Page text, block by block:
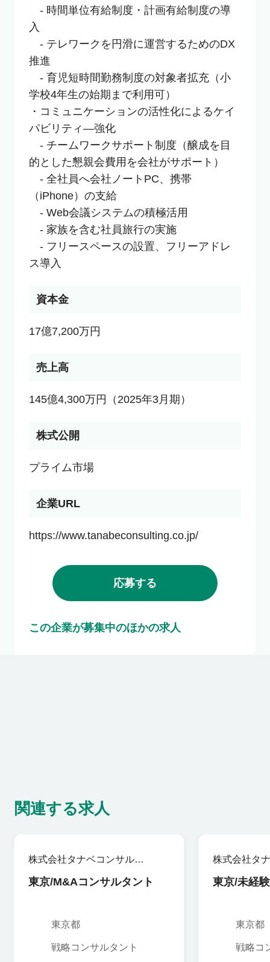
- 時間単位有給制度・計画有給制度の導
入
- テレワークを円滑に運営するためのDX
推進
- 育児短時間勤務制度の対象者拡充（小
学校4年生の始期まで利用可）
・コミュニケーションの活性化によるケイ
パビリティ―強化
- チームワークサポート制度（醸成を目
的とした懇親会費用を会社がサポート）
- 全社員へ会社ノートPC、携帯
（iPhone）の支給
- Web会議システムの積極活用
- 家族を含む社員旅行の実施
- フリースペースの設置、フリーアドレ
ス導入
資本金
17億7,200万円
売上高
145億4,300万円（2025年3月期）
株式公開
プライム市場
企業URL
https://www.tanabeconsulting.co.jp/
応募する
この企業が募集中のほかの求人
関連する求人
株式会社タナベコンサルテ
ィンググループ
東京/M&Aコンサルタント
東京都
戦略コンサルタント
株式会社タ
ィンググル
東京/未経
東京都
戦略コ